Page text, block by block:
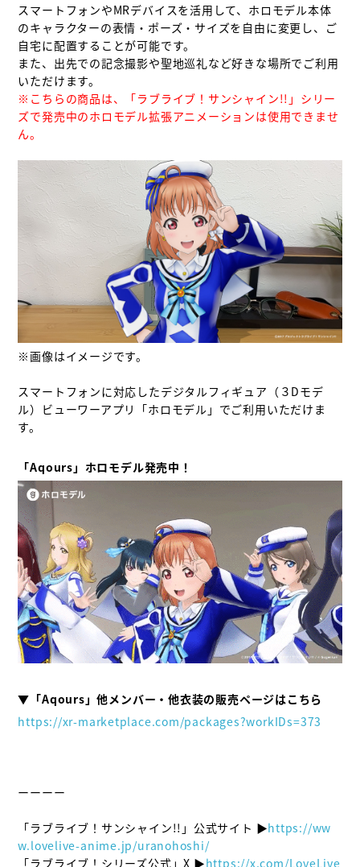
スマートフォンやMRデバイスを活用して、ホロモデル本体
のキャラクターの表情・ポーズ・サイズを自由に変更し、ご
自宅に配置することが可能です。
また、出先での記念撮影や聖地巡礼など好きな場所でご利用
※こちらの商品は、「ラブライブ！サンシャイン!!」シリー
ズで発売中のホロモデル拡張アニメーションは使用できませ
ん。
※画像はイメージです。
スマートフォンに対応したデジタルフィギュア（３Dモデ
ル）ビューワーアプリ「ホロモデル」でご利用いただけま
す。
「Aqours」ホロモデル発売中！
https://xr-marketplace.com/packages?workIDs=373
ーーーー
「ラブライブ！サンシャイン!!」公式サイト ▶https://ww
w.lovelive-anime.jp/uranohoshi/
「ラブライブ！シリーズ公式」X ▶https://x.com/LoveLive